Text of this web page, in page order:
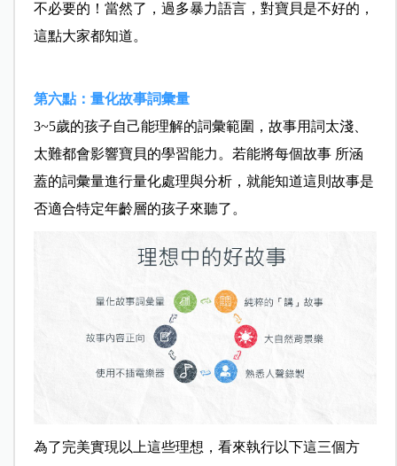
不必要的！當然了，過多暴力語言，對寶貝是不好的，
這點大家都知道。
第六點：量化故事詞彙量
3~5歲的孩子自己能理解的詞彙範圍，故事用詞太淺、
太難都會影響寶貝的學習能力。若能將每個故事 所涵
蓋的詞彙量進行量化處理與分析，就能知道這則故事是
否適合特定年齡層的孩子來聽了。
為了完美實現以上這些理想，看來執行以下這三個方